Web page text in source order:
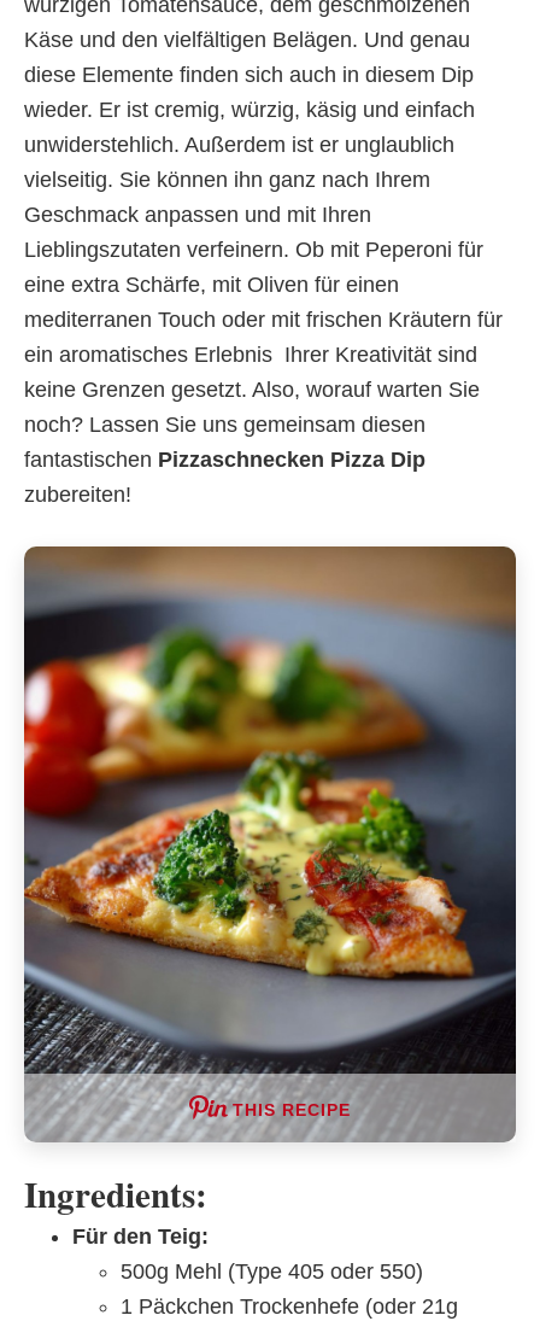
würzigen Tomatensauce, dem geschmolzenen
Käse und den vielfältigen Belägen. Und genau
diese Elemente finden sich auch in diesem Dip
wieder. Er ist cremig, würzig, käsig und einfach
unwiderstehlich. Außerdem ist er unglaublich
vielseitig. Sie können ihn ganz nach Ihrem
Geschmack anpassen und mit Ihren
Lieblingszutaten verfeinern. Ob mit Peperoni für
eine extra Schärfe, mit Oliven für einen
mediterranen Touch oder mit frischen Kräutern für
ein aromatisches Erlebnis  Ihrer Kreativität sind
keine Grenzen gesetzt. Also, worauf warten Sie
noch? Lassen Sie uns gemeinsam diesen
fantastischen Pizzaschnecken Pizza Dip
zubereiten!
THIS RECIPE
Ingredients:
Für den Teig:
500g Mehl (Type 405 oder 550)
1 Päckchen Trockenhefe (oder 21g